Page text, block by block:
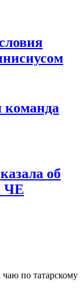
команда
об
ЧЕ
чаю по татарскому